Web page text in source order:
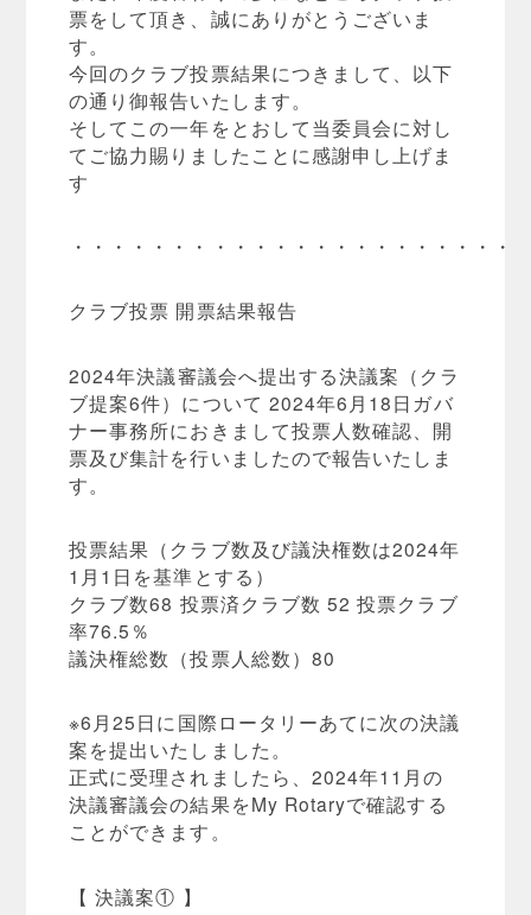
票をして頂き、誠にありがとうございま
す。
今回のクラブ投票結果につきまして、以下
の通り御報告いたします。
そしてこの一年をとおして当委員会に対し
てご協力賜りましたことに感謝申し上げま
す
・・・・・・・・・・・・・・・・・・・・・・
クラブ投票 開票結果報告
2024年決議審議会へ提出する決議案（クラ
ブ提案6件）について 2024年6月18日ガバ
ナー事務所におきまして投票人数確認、開
票及び集計を行いましたので報告いたしま
す。
投票結果（クラブ数及び議決権数は2024年
1月1日を基準とする）
クラブ数68 投票済クラブ数 52 投票クラブ
率76.5％
議決権総数（投票人総数）80
※6月25日に国際ロータリーあてに次の決議
案を提出いたしました。
正式に受理されましたら、2024年11月の
決議審議会の結果をMy Rotaryで確認する
ことができます。
【 決議案① 】